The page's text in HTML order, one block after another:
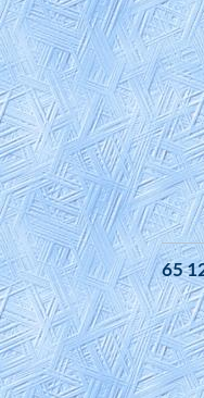
65